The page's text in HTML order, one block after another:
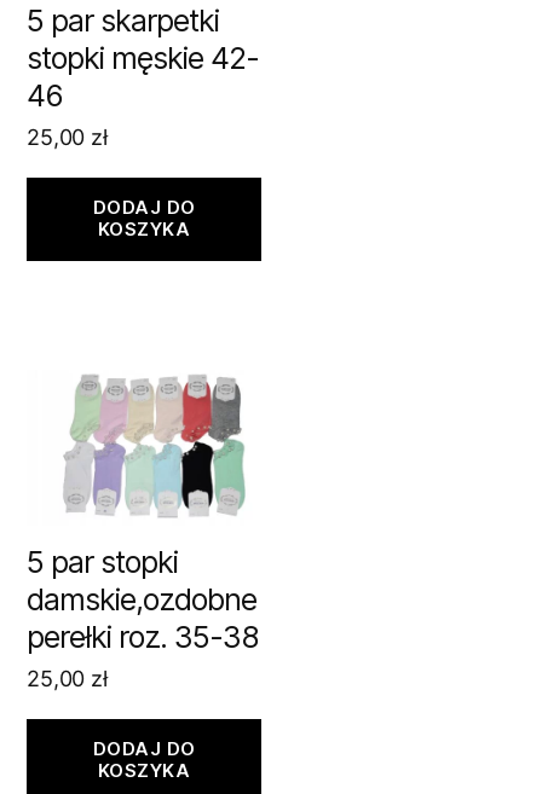
5 par skarpetki
stopki męskie 42-
46
25,00 zł
DODAJ DO
KOSZYKA
5 par stopki
damskie,ozdobne
perełki roz. 35-38
25,00 zł
DODAJ DO
KOSZYKA